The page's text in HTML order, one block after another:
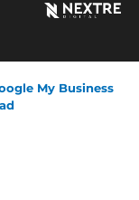
My Business